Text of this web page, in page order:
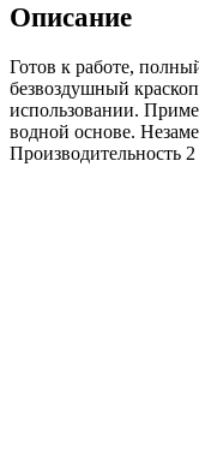
Описание
Готов к работе,
безвоздушный
использовании.
водной основе.
Производительность